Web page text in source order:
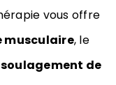
vous offre
musculaire, le
soulagement de